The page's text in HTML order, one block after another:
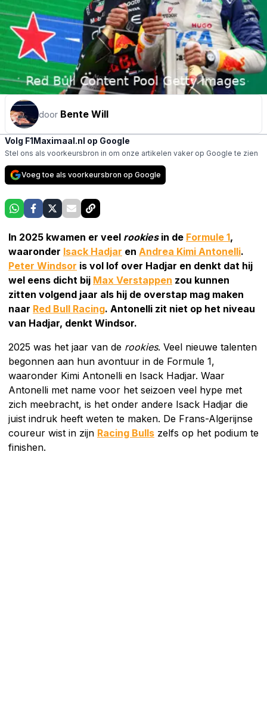
door Bente Will
Volg F1Maximaal.nl op Google
Stel ons als voorkeursbron in om onze artikelen vaker op Google te zien
Voeg toe als voorkeursbron op Google
In 2025 kwamen er veel rookiesin de Formule 1,
waaronder Isack Hadjar en Andrea Kimi Antonelli.
Peter Windsor is vol lof over Hadjar en denkt dat hij
wel eens dicht bij Max Verstappen zou kunnen
zitten volgend jaar als hij de overstap mag maken
naar Red Bull Racing. Antonelli zit niet op het niveau
van Hadjar, denkt Windsor.
2025 was het jaar van de rookies. Veel nieuwe talenten
begonnen aan hun avontuur in de Formule 1,
waaronder Kimi Antonelli en Isack Hadjar. Waar
Antonelli met name voor het seizoen veel hype met
zich meebracht, is het onder andere Isack Hadjar die
juist indruk heeft weten te maken. De Frans-Algerijnse
coureur wist in zijn Racing Bulls zelfs op het podium te
finishen.